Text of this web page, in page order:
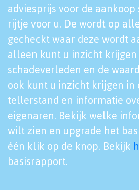
adviesprijs voor de aankoop
rijtje voor u. De wordt op
gecheckt waar deze wordt
alleen kunt u inzicht krijgen
schadeverleden en de
ook kunt u inzicht krijgen in
tellerstand en informatie
eigenaren. Bekijk welke
wilt zien en upgrade het
één klik op de knop. Bekijk
basisrapport.